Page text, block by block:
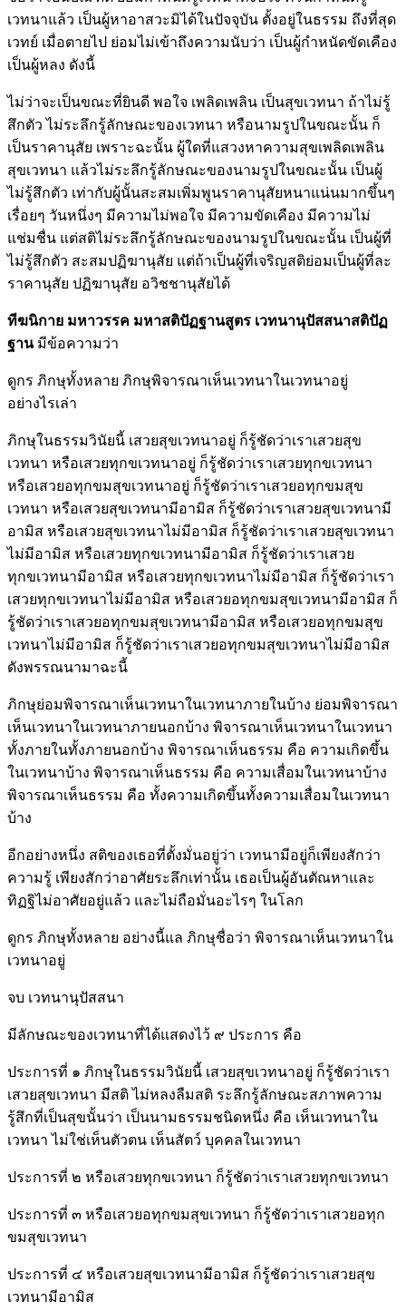
เวทนาแล้ว เป็นผู้หาอาสวะมิได้ในปัจจุบัน ตั้งอยู่ในธรรม ถึงที่สุด
เวทย์ เมื่อตายไป ย่อมไม่เข้าถึงความนับว่า เป็นผู้กำหนัดขัดเคือง
เป็นผู้หลง ดังนี้
ไม่ว่าจะเป็นขณะที่ยินดี พอใจ เพลิดเพลิน เป็นสุขเวทนา ถ้าไม่รู้
สึกตัว ไม่ระลึกรู้ลักษณะของเวทนา หรือนามรูปในขณะนั้น ก็
เป็นราคานุสัย เพราะฉะนั้น ผู้ใดที่แสวงหาความสุขเพลิดเพลิน
สุขเวทนา แล้วไม่ระลึกรู้ลักษณะของนามรูปในขณะนั้น เป็นผู้
ไม่รู้สึกตัว เท่ากับผู้นั้นสะสมเพิ่มพูนราคานุสัยหนาแน่นมากขึ้นๆ
เรื่อยๆ วันหนึ่งๆ มีความไม่พอใจ มีความขัดเคือง มีความไม่
แช่มชื่น แต่สติไม่ระลึกรู้ลักษณะของนามรูปในขณะนั้น เป็นผู้ที่
ไม่รู้สึกตัว สะสมปฏิฆานุสัย แต่ถ้าเป็นผู้ที่เจริญสติย่อมเป็นผู้ที่ละ
ราคานุสัย ปฏิฆานุสัย อวิชชานุสัยได้
ทีฆนิกาย มหาวรรค มหาสติปัฏฐานสูตร เวทนานุปัสสนาสติปัฏ
ฐานมีข้อความว่า
ดูกร ภิกษุทั้งหลาย ภิกษุพิจารณาเห็นเวทนาในเวทนาอยู่
อย่างไรเล่า
ภิกษุในธรรมวินัยนี้ เสวยสุขเวทนาอยู่ ก็รู้ชัดว่าเราเสวยสุข
เวทนา หรือเสวยทุกขเวทนาอยู่ ก็รู้ชัดว่าเราเสวยทุกขเวทนา
หรือเสวยอทุกขมสุขเวทนาอยู่ ก็รู้ชัดว่าเราเสวยอทุกขมสุข
เวทนา หรือเสวยสุขเวทนามีอามิส ก็รู้ชัดว่าเราเสวยสุขเวทนามี
อามิส หรือเสวยสุขเวทนาไม่มีอามิส ก็รู้ชัดว่าเราเสวยสุขเวทนา
ไม่มีอามิส หรือเสวยทุกขเวทนามีอามิส ก็รู้ชัดว่าเราเสวย
ทุกขเวทนามีอามิส หรือเสวยทุกขเวทนาไม่มีอามิส ก็รู้ชัดว่าเรา
เสวยทุกขเวทนาไม่มีอามิส หรือเสวยอทุกขมสุขเวทนามีอามิส ก็
รู้ชัดว่าเราเสวยอทุกขมสุขเวทนามีอามิส หรือเสวยอทุกขมสุข
เวทนาไม่มีอามิส ก็รู้ชัดว่าเราเสวยอทุกขมสุขเวทนาไม่มีอามิส
ดังพรรณนามาฉะนี้
ภิกษุย่อมพิจารณาเห็นเวทนาในเวทนาภายในบ้าง ย่อมพิจารณา
เห็นเวทนาในเวทนาภายนอกบ้าง พิจารณาเห็นเวทนาในเวทนา
ทั้งภายในทั้งภายนอกบ้าง พิจารณาเห็นธรรม คือ ความเกิดขึ้น
ในเวทนาบ้าง พิจารณาเห็นธรรม คือ ความเสื่อมในเวทนาบ้าง
พิจารณาเห็นธรรม คือ ทั้งความเกิดขึ้นทั้งความเสื่อมในเวทนา
บ้าง
อีกอย่างหนึ่ง สติของเธอที่ตั้งมั่นอยู่ว่า เวทนามีอยู่ก็เพียงสักว่า
ความรู้ เพียงสักว่าอาศัยระลึกเท่านั้น เธอเป็นผู้อันตัณหาและ
ทิฏฐิไม่อาศัยอยู่แล้ว และไม่ถือมั่นอะไรๆ ในโลก
ดูกร ภิกษุทั้งหลาย อย่างนี้แล ภิกษุชื่อว่า พิจารณาเห็นเวทนาใน
เวทนาอยู่
จบ เวทนานุปัสสนา
มีลักษณะของเวทนาที่ได้แสดงไว้ ๙ ประการ คือ
ประการที่ ๑ ภิกษุในธรรมวินัยนี้ เสวยสุขเวทนาอยู่ ก็รู้ชัดว่าเรา
เสวยสุขเวทนา มีสติ ไม่หลงลืมสติ ระลึกรู้ลักษณะสภาพความ
รู้สึกที่เป็นสุขนั้นว่า เป็นนามธรรมชนิดหนึ่ง คือ เห็นเวทนาใน
เวทนา ไม่ใช่เห็นตัวตน เห็นสัตว์ บุคคลในเวทนา
ประการที่ ๒ หรือเสวยทุกขเวทนา ก็รู้ชัดว่าเราเสวยทุกขเวทนา
ประการที่ ๓ หรือเสวยอทุกขมสุขเวทนา ก็รู้ชัดว่าเราเสวยอทุก
ขมสุขเวทนา
ประการที่ ๔ หรือเสวยสุขเวทนามีอามิส ก็รู้ชัดว่าเราเสวยสุข
เวทนามีอามิส